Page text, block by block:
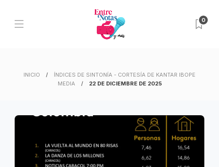
0
INICIO
ÍNDICES DE SINTONÍA - CORTESÍA DE KANTAR IBOPE
MEDIA
22 DE DICIEMBRE DE 2025